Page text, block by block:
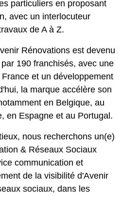
particuliers en proposant
avec un interlocuteur
de A à Z.
Rénovations est devenu
190 franchisés, avec une
et un développement
la marque accélère son
en Belgique, au
en Espagne et au Portugal.
nous recherchons un(e)
& Réseaux Sociaux
communication et
de la visibilité d'Avenir
sociaux, dans les